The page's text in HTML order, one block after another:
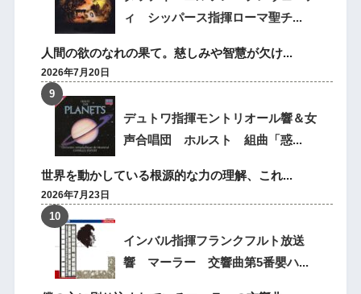
ィ シッパース指揮ローマ聖チ...
人間の欲のなれの果て。慈しみや智慧が欠け...
2026年7月20日
デュトワ指揮モントリオール響＆女
声合唱団 ホルスト 組曲「惑...
世界を動かしている根源的な力の理解、これ...
2026年7月23日
インバル指揮フランクフルト放送
響 マーラー 交響曲第5番嬰ハ...